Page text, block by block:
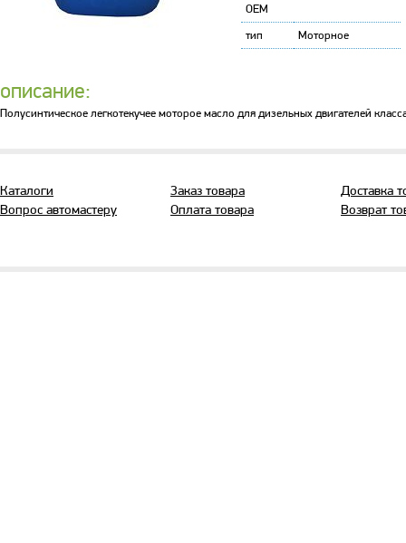
OEM
тип
Моторное
описание:
Полусинтическое легкотекучее моторое масло для дизельных двигателей
Каталоги
Вопрос автомастеру
Заказ товара
Оплата товара
Доставка
Возврат